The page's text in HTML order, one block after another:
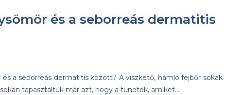
és a seborreás dermatitis
a seborreás dermatitis között? A viszkető, hámló fejbőr sokak
tapasztaltuk már azt, hogy a tünetek, amiket…